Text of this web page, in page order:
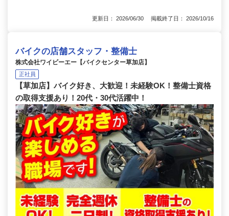
更新日： 2026/06/30 掲載終了日： 2026/10/16
バイクの店舗スタッフ・整備士
株式会社ワイビーエー【バイクセンター草加店】
正社員
【草加店】バイク好き、大歓迎！未経験OK！整備士資格
の取得支援あり！20代・30代活躍中！